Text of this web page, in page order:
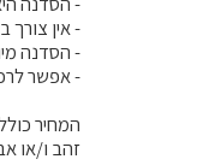
- אין צורך
- הסדנה
- אפשר
המחיר כולל כסף 925 ליציקה
זהב ו/או